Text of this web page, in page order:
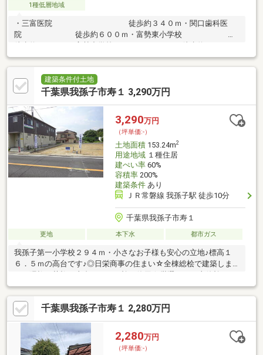
1種低層地域
・三富医院 徒歩約３４０ｍ・関口歯科医
院 徒歩約６００ｍ・富勢東小学校
徒歩約９４０ｍ・富勢中学校 徒歩約２３００
ｍ・柏ひがし幼稚園 徒歩約６１０ｍ・ＫＥＩＨＯ
ＫＵスーパー布施店 徒歩約６１０ｍ
建築条件付土地
千葉県我孫子市寿１ 3,290万円
3,290万円
（坪単価:-）
土地面積153.24m2
用途地域１種住居
建ぺい率60%
容積率200%
建築条件あり
ＪＲ常磐線 我孫子駅 徒歩10分
千葉県我孫子市寿１
更地 本下水 都市ガス
我孫子第一小学校２９４ｍ・小さなお子様も安心の立地♪標高１
６．５ｍの高台です♪◎日栄商事の住まい☆全棟総桧で建築しま
（JAS農林水産省「大臣官房長賞」を受賞）☆高知県「木の文化
賞」受賞☆茨城エリア安心できる住宅メーカー第１位獲得（日本
マーケティングリサーチ調べ）―――【下記「ネットで見学予約で
きる日程」より、見学予約ができます】■火曜日・水曜日は定休
日になりますが、内覧の相談は可能です。―――
千葉県我孫子市寿１ 2,280万円
2,280万円
（坪単価:-）